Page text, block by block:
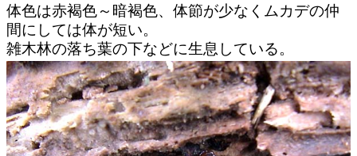
体色は赤褐色～暗褐色、体節が少なくムカデの仲
間にしては体が短い。
雑木林の落ち葉の下などに生息している。